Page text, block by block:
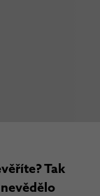
Tak